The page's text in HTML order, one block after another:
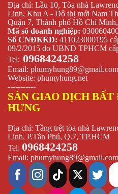
Địa chỉ: Lầu 10, Tòa nhà
Linh, Khu A - Dô thị mới Nam
Quận 7, Thành phố Hồ Chí
Mã số doanh nghiệp:
Số CNĐKKD: 411023000195
09/2/2015 do UBND TPHCM
Tel: 0968424258
Email: phumyhung89@gmail.com
Website: phumyhung.net
-----------
SÀN GIAO DỊCH BẤT
HƯNG
Địa chỉ: Tầng trệt tòa nhà
Linh, P.Tân Phú, Q.7, TP.HCM
Tel: 0968424258
Email: phumyhung89@gmail.com